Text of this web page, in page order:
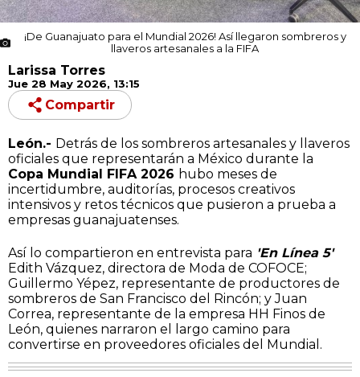
¡De Guanajuato para el Mundial 2026! Así llegaron sombreros y
llaveros artesanales a la FIFA
Larissa Torres
Jue 28 May 2026, 13:15
Compartir
León.- Detrás de los sombreros artesanales y llaveros
oficiales que representarán a México durante la
Copa Mundial FIFA 2026 hubo meses de
incertidumbre, auditorías, procesos creativos
intensivos y retos técnicos que pusieron a prueba a
empresas guanajuatenses.
Así lo compartieron en entrevista para 'En Línea 5'
Edith Vázquez, directora de Moda de COFOCE;
Guillermo Yépez, representante de productores de
sombreros de San Francisco del Rincón; y Juan
Correa, representante de la empresa HH Finos de
León, quienes narraron el largo camino para
convertirse en proveedores oficiales del Mundial.